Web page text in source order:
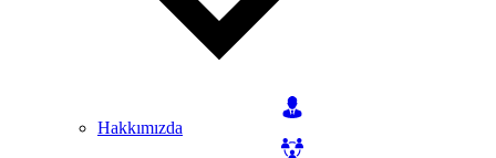
Hakkımızda